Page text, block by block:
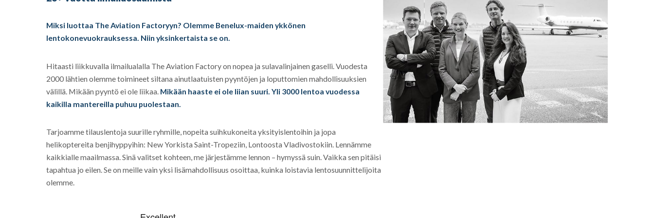
Miksi luottaa The Aviation Factoryyn? Olemme Benelux-maiden ykkönen
lentokonevuokrauksessa. Niin yksinkertaista se on.
Hitaasti liikkuvalla ilmailualalla The Aviation Factory on nopea ja sulavalinjainen gaselli. Vuodesta
2000 lähtien olemme toimineet siltana ainutlaatuisten pyyntöjen ja loputtomien mahdollisuuksien
välillä. Mikään pyyntö ei ole liikaa. Mikään haaste ei ole liian suuri. Yli 3000 lentoa vuodessa
kaikilla mantereilla puhuu puolestaan.
Tarjoamme tilauslentoja suurille ryhmille, nopeita suihkukoneita yksityislentoihin ja jopa
helikoptereita benjihyppyihin: New Yorkista Saint-Tropeziin, Lontoosta Vladivostokiin. Lennämme
kaikkialle maailmassa. Sinä valitset kohteen, me järjestämme lennon – hymyssä suin. Vaikka sen pitäisi
tapahtua jo eilen. Se on meille vain yksi lisämahdollisuus osoittaa, kuinka loistavia lentosuunnittelijoita
olemme.